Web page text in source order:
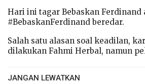
Hari ini tagar Bebaskan Ferdinand
#BebaskanFerdinand beredar.
Salah satu alasan soal keadilan,
dilakukan Fahmi Herbal, namun
JANGAN LEWATKAN